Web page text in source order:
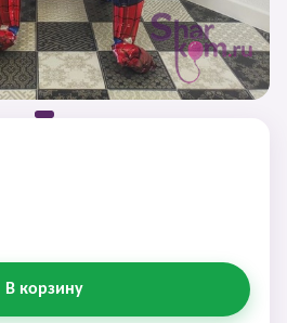
В корзину